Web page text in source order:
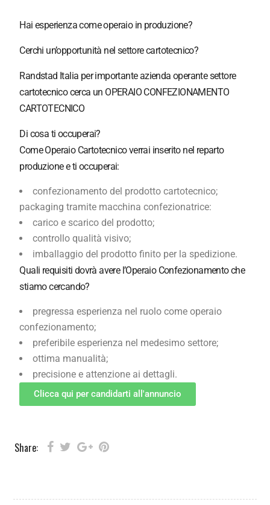
Hai esperienza come operaio in produzione?
Cerchi un’opportunità nel settore cartotecnico?
Randstad Italia per importante azienda operante settore
cartotecnico cerca un OPERAIO CONFEZIONAMENTO
CARTOTECNICO
Di cosa ti occuperai?
Come Operaio Cartotecnico verrai inserito nel reparto
produzione e ti occuperai:
confezionamento del prodotto cartotecnico;
packaging tramite macchina confezionatrice:
carico e scarico del prodotto;
controllo qualità visivo;
imballaggio del prodotto finito per la spedizione.
Quali requisiti dovrà avere l’Operaio Confezionamento che
stiamo cercando?
pregressa esperienza nel ruolo come operaio
confezionamento;
preferibile esperienza nel medesimo settore;
ottima manualità;
precisione e attenzione ai dettagli.
Clicca qui per candidarti all'annuncio
Share: